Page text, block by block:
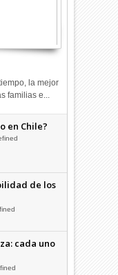
la mejor
familias e...
en Chile?
de los
cada uno